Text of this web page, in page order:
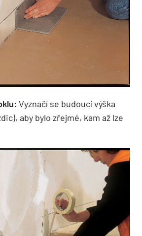
Vyznačí se budoucí výška
aby bylo zřejmé, kam až lze